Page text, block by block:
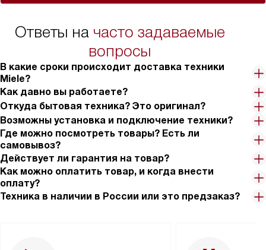
Ответы на часто задаваемые
вопросы
В какие сроки происходит доставка техники
Miele?
Как давно вы работаете?
Откуда бытовая техника? Это оригинал?
Возможны установка и подключение техники?
Где можно посмотреть товары? Есть ли
самовывоз?
Действует ли гарантия на товар?
Как можно оплатить товар, и когда внести
оплату?
Техника в наличии в России или это предзаказ?